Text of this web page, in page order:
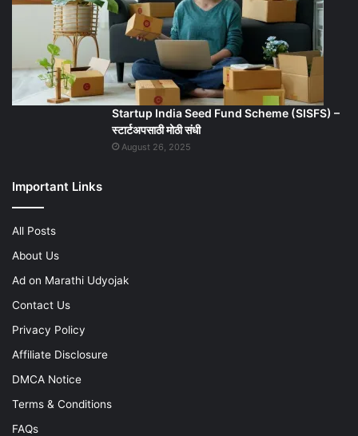
Startup India Seed Fund Scheme (SISFS) –
स्टार्टअपसाठी मोठी संधी
August 26, 2025
Important Links
All Posts
About Us
Ad on Marathi Udyojak
Contact Us
Privacy Policy
Affiliate Disclosure
DMCA Notice
Terms & Conditions
FAQs